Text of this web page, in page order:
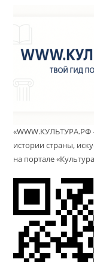
«WWW.КУЛЬТУРА.РФ
истории страны,
на портале